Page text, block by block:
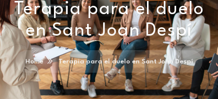
Terapia para el duelo
en Sant Joan Despí
Home Terapia para el duelo en Sant Joan Despí